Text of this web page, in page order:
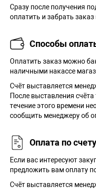
Сразу после получения
оплатить и забрать
Способы
Оплатить заказ можно
наличными накассе
Cчёт выставляется
После выставления счёта
течение этого времени
сообщить менеджеру об
Оплата по
Если вас интересуют
предложить вам оплату
Счёт выставляется